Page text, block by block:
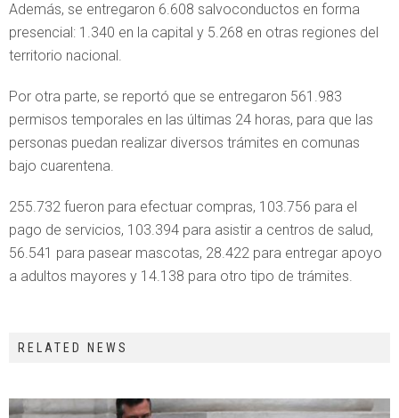
Además, se entregaron 6.608 salvoconductos en forma
presencial: 1.340 en la capital y 5.268 en otras regiones del
territorio nacional.
Por otra parte, se reportó que se entregaron 561.983
permisos temporales en las últimas 24 horas, para que las
personas puedan realizar diversos trámites en comunas
bajo cuarentena.
255.732 fueron para efectuar compras, 103.756 para el
pago de servicios, 103.394 para asistir a centros de salud,
56.541 para pasear mascotas, 28.422 para entregar apoyo
a adultos mayores y 14.138 para otro tipo de trámites.
RELATED NEWS